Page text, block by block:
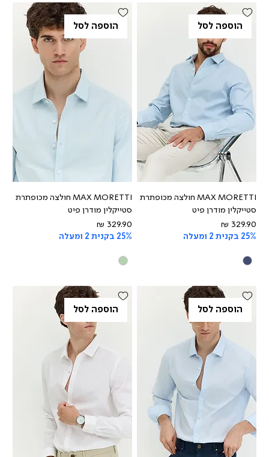
הוספה לסל
MAX MORETTI חולצה מכופתרת
סטייקלין מודרן פיט
מחיר
25% בקנית 2 ומעלה
הוספה לסל
MAX MORETTI חולצה מכופתרת
סטייקלין מודרן פיט
מחיר
25% בקנית 2 ומעלה
הוספה לסל הוספה לסל